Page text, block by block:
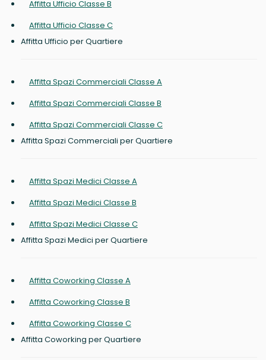
Affitta Ufficio Classe B
Affitta Ufficio Classe C
Affitta Ufficio per Quartiere
Affitta Spazi Commerciali Classe A
Affitta Spazi Commerciali Classe B
Affitta Spazi Commerciali Classe C
Affitta Spazi Commerciali per Quartiere
Affitta Spazi Medici Classe A
Affitta Spazi Medici Classe B
Affitta Spazi Medici Classe C
Affitta Spazi Medici per Quartiere
Affitta Coworking Classe A
Affitta Coworking Classe B
Affitta Coworking Classe C
Affitta Coworking per Quartiere